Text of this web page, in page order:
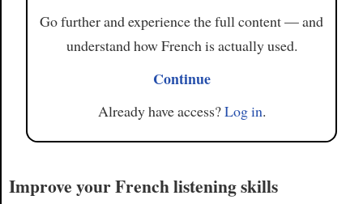
Go further and experience the full content — and
understand how French is actually used.
Continue
Already have access?Log in.
Improve your French listening skills